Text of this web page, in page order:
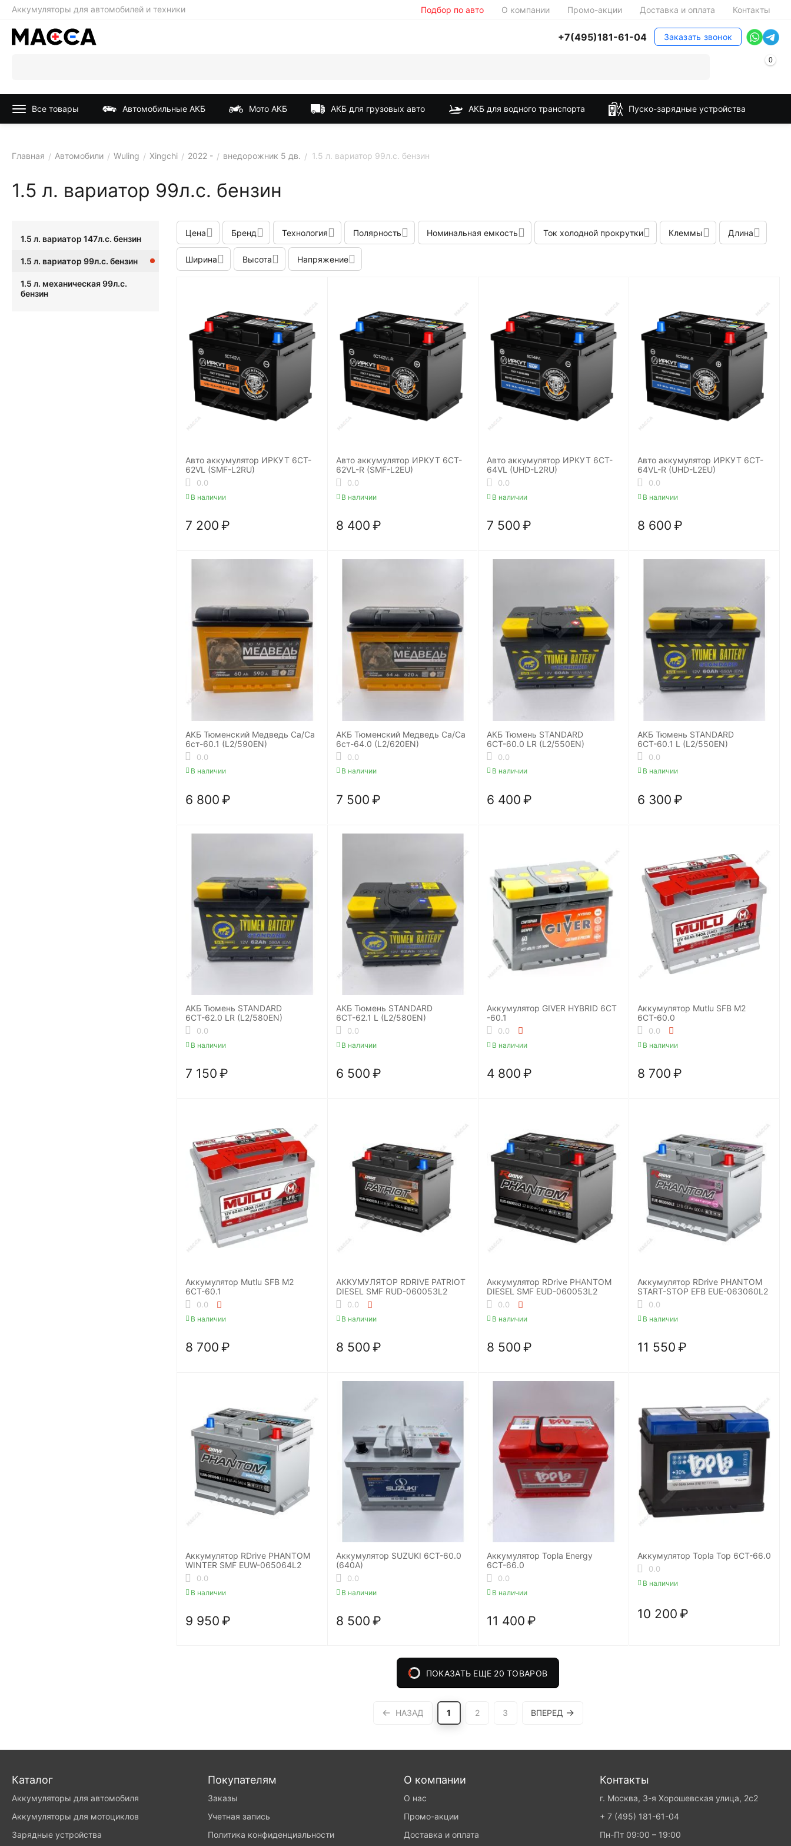
Аккумуляторы для автомобилей и техники Подбор по авто О компании Промо-акции Доставка и оплата Контакты
+7(495)181-61-04 Заказать звонок
0
Все товары Автомобильные АКБ Мото АКБ АКБ для грузовых авто АКБ для водного транспорта Пуско-зарядные устройства
1.5 л. вариатор 99л.с. бензин
Главная / Автомобили / Wuling / Xingchi / 2022 - / внедорожник 5 дв. / 1.5 л. вариатор 99л.с. бензин
Цена Бренд Технология Полярность Номинальная емкость Ток холодной прокрутки Клеммы Длина
Ширина Высота Напряжение
Авто аккумулятор ИРКУТ 6CT-
62VL (SMF-L2RU)
0.0
В наличии
7 200 ₽
Авто аккумулятор ИРКУТ 6CT-
62VL-R (SMF-L2EU)
0.0
В наличии
8 400 ₽
Авто аккумулятор ИРКУТ 6CT-
64VL (UHD-L2RU)
0.0
В наличии
7 500 ₽
Авто аккумулятор ИРКУТ 6CT-
64VL-R (UHD-L2EU)
0.0
В наличии
8 600 ₽
АКБ Тюменский Медведь Ca/Ca
6ст-60.1 (L2/590EN)
0.0
В наличии
6 800 ₽
АКБ Тюменский Медведь Ca/Ca
6ст-64.0 (L2/620EN)
0.0
В наличии
7 500 ₽
АКБ Тюмень STANDARD
6СТ-60.0 LR (L2/550EN)
0.0
В наличии
6 400 ₽
АКБ Тюмень STANDARD
6СТ-60.1 L (L2/550EN)
0.0
В наличии
6 300 ₽
АКБ Тюмень STANDARD
6СТ-62.0 LR (L2/580EN)
0.0
В наличии
7 150 ₽
АКБ Тюмень STANDARD
6СТ-62.1 L (L2/580EN)
0.0
В наличии
6 500 ₽
Аккумулятор GIVER HYBRID 6СТ
-60.1
0.0
В наличии
4 800 ₽
Аккумулятор Mutlu SFB M2
6СТ-60.0
0.0
В наличии
8 700 ₽
Аккумулятор Mutlu SFB M2
6СТ-60.1
0.0
В наличии
8 700 ₽
АККУМУЛЯТОР RDRIVE PATRIOT
DIESEL SMF RUD-060053L2
0.0
В наличии
8 500 ₽
Аккумулятор RDrive PHANTOM
DIESEL SMF EUD-060053L2
0.0
В наличии
8 500 ₽
Аккумулятор RDrive PHANTOM
START-STOP EFB EUE-063060L2
0.0
В наличии
11 550 ₽
Аккумулятор RDrive PHANTOM
WINTER SMF EUW-065064L2
0.0
В наличии
9 950 ₽
Аккумулятор SUZUKI 6СТ-60.0
(640A)
0.0
В наличии
8 500 ₽
Аккумулятор Topla Energy
6СТ-66.0
0.0
В наличии
11 400 ₽
Аккумулятор Topla Top 6СТ-66.0
0.0
В наличии
10 200 ₽
ПОКАЗАТЬ ЕЩЕ 20 ТОВАРОВ
НАЗАД 1 2 3 ВПЕРЕД
1.5 л. вариатор 147л.с. бензин
1.5 л. вариатор 99л.с. бензин
1.5 л. механическая 99л.с.
бензин
Каталог
Аккумуляторы для автомобиля
Аккумуляторы для мотоциклов
Зарядные устройства
Покупателям
Заказы
Учетная запись
Политика конфиденциальности
О компании
О нас
Промо-акции
Доставка и оплата
Контакты
г. Москва, 3-я Хорошевская улица, 2с2
+ 7 (495) 181-61-04
Пн-Пт 09:00 – 19:00